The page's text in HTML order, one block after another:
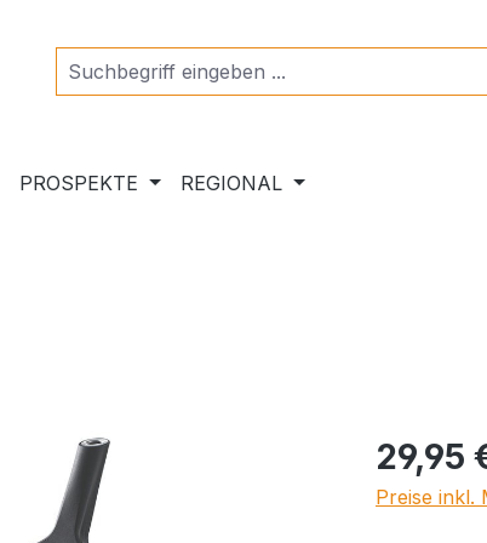
PROSPEKTE REGIONAL
Regulärer
29,95
Preise inkl.